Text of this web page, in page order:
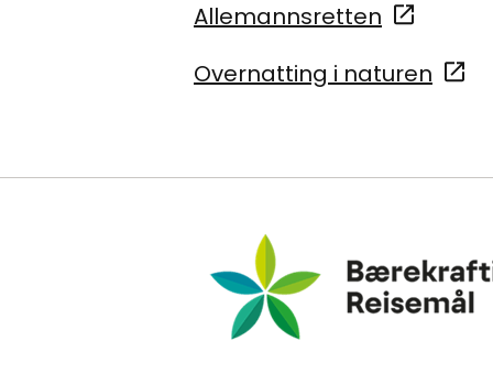
Allemannsretten
Overnatting i naturen
Bærekraftig Reisemål